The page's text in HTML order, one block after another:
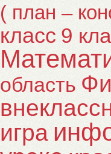
( план –
класс 9
область
игра